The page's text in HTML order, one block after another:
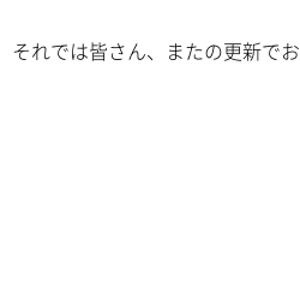
それでは皆さん、またの更新で